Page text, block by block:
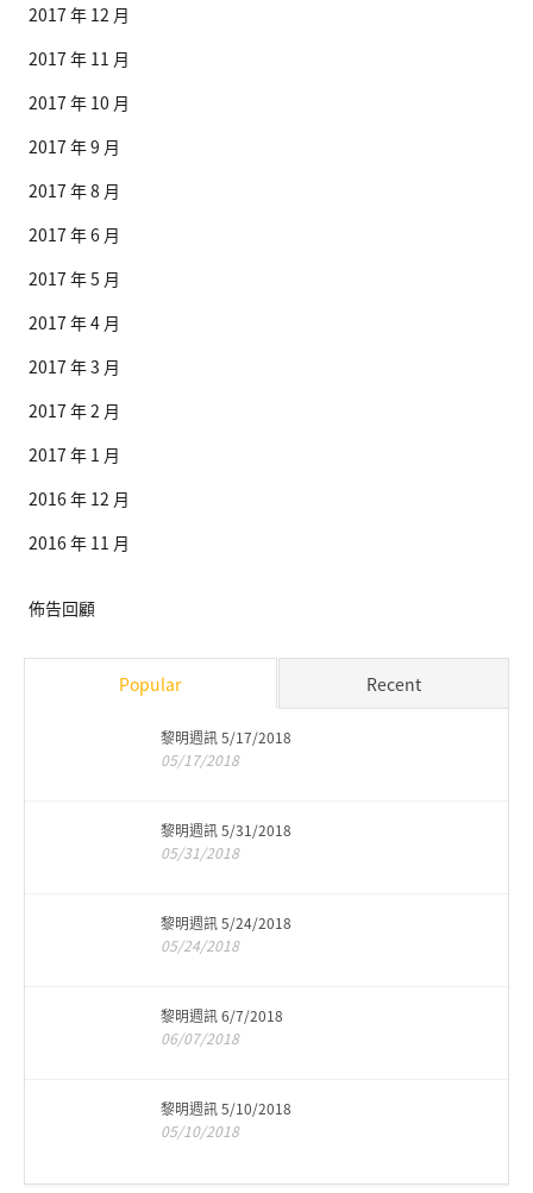
2017 年 12 月
2017 年 11 月
2017 年 10 月
2017 年 9 月
2017 年 8 月
2017 年 6 月
2017 年 5 月
2017 年 4 月
2017 年 3 月
2017 年 2 月
2017 年 1 月
2016 年 12 月
2016 年 11 月
佈告回顧
Popular Recent
黎明週訊 5/17/2018
05/17/2018
黎明週訊 5/31/2018
05/31/2018
黎明週訊 5/24/2018
05/24/2018
黎明週訊 6/7/2018
06/07/2018
黎明週訊 5/10/2018
05/10/2018